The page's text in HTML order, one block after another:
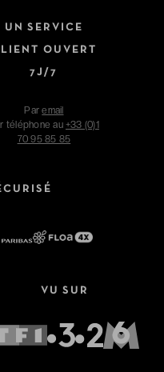
UN SERVICE
OUVERT
7J/7
Paremail
téléphone au +33 (0)1
70 95 85 85
VU SUR